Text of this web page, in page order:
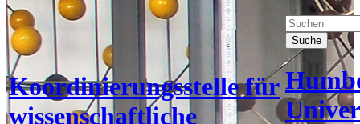
Koordinierungsstelle für
wissenschaftliche
Suche